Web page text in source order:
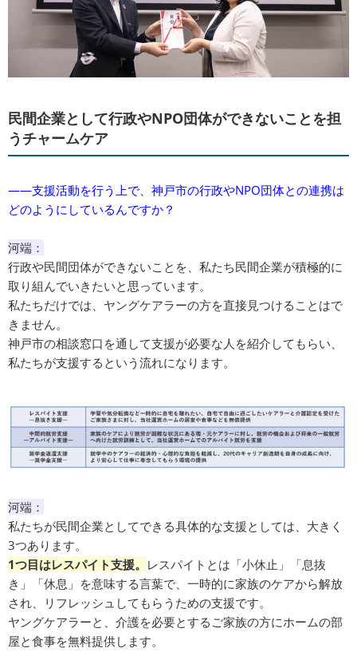
民間企業として行政やNPO団体ができないことを担
うチャームケア
――支援活動を行う上で、神戸市の行政やNPO団体との連携は
どのようにしているんですか？
河端：
行政や民間団体ができないことを、私たち民間企業が積極的に
取り組んでいきたいと思っています。
私たちだけでは、ヤングケアラーの方を直接見つけることはで
きません。
神戸市の相談窓口を通して支援が必要な人を紹介してもらい、
私たちが支援するという流れになります。
河端：
私たちが民間企業としてできる具体的な支援としては、大きく
3つあります。
1つ目はレスパイト支援。 レスパイトとは「小休止」「息抜
き」「休息」を意味する言葉で、一時的に家族のケアから解放
され、リフレッシュしてもらうための支援です。
ヤングケアラーと、介護を必要とするご家族の方にホームの部
屋と食事を無料提供します。